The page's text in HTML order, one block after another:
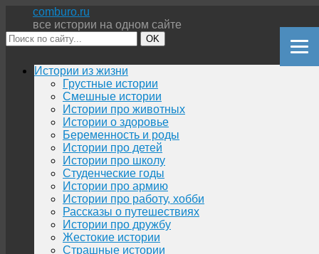
comburo.ru
все истории на одном сайте
OK
Перейти
содержимому
Истории из жизни
Грустные истории
Смешные истории
Истории про животных
Истории о здоровье
Беременность и роды
Истории про детей
Истории про школу
Студенческие годы
Истории про армию
Истории про работу, хобби
Рассказы о путешествиях
Истории про дружбу
Жестокие истории
Страшные истории